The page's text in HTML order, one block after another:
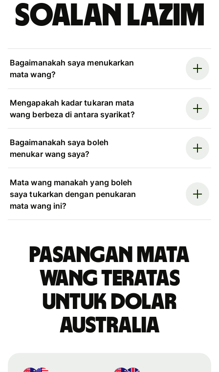
Soalan Lazim
Bagaimanakah saya menukarkan
mata wang?
Mengapakah kadar tukaran mata
wang berbeza di antara syarikat?
Bagaimanakah saya boleh
menukar wang saya?
Mata wang manakah yang boleh
saya tukarkan dengan penukaran
mata wang ini?
Pasangan mata
wang teratas
untuk dolar
Australia